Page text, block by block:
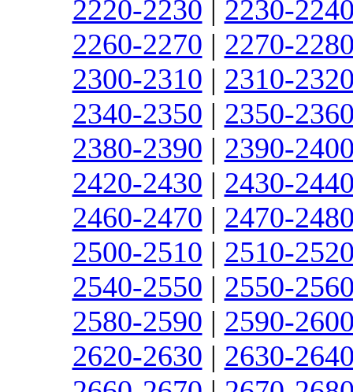
2220-2230 | 2230-
2260-2270 | 2270-
2300-2310 | 2310-
2340-2350 | 2350-
2380-2390 | 2390-
2420-2430 | 2430-
2460-2470 | 2470-
2500-2510 | 2510-
2540-2550 | 2550-
2580-2590 | 2590-
2620-2630 | 2630-